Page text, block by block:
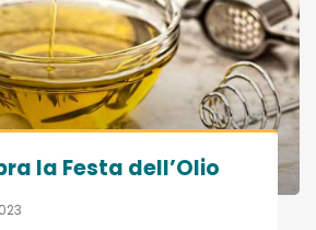
la Festa dell’Olio